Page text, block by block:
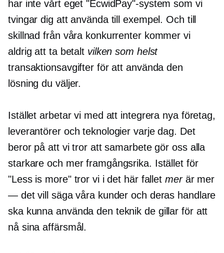
har inte vårt eget "EcwidPay"-system som vi
tvingar dig att använda till exempel. Och till
skillnad från våra konkurrenter kommer vi
aldrig att ta betalt vilken som helst
transaktionsavgifter för att använda den
lösning du väljer.
Istället arbetar vi med att integrera nya företag,
leverantörer och teknologier varje dag. Det
beror på att vi tror att samarbete gör oss alla
starkare och mer framgångsrika. Istället för
"Less is more" tror vi i det här fallet merär mer
— det vill säga våra kunder och deras handlare
ska kunna använda den teknik de gillar för att
nå sina affärsmål.